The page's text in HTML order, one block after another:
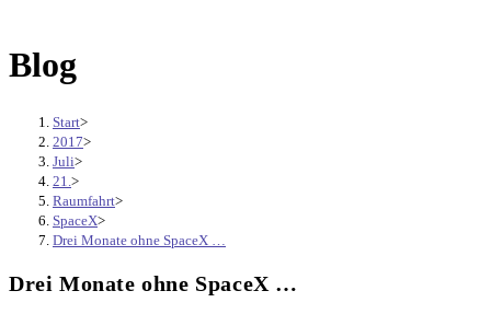
Blog
Start>
2017>
Juli>
21. >
Raumfahrt>
SpaceX>
Drei Monate ohne SpaceX …
Drei Monate ohne SpaceX …